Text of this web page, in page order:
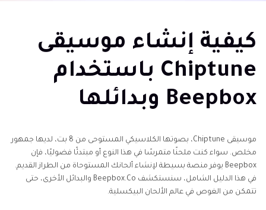
كيفية إنشاء موسيقى
Chiptune باستخدام
Beepbox وبدائلها
موسيقى Chiptune، بصوتها الكلاسيكي المستوحى من 8 بت، لديها جمهور
مخلص. سواء كنت ملحنًا متمرسًا في هذا النوع أو مبتدئًا فضوليًا، فإن
Beepbox يوفر منصة بسيطة لإنشاء ألحانك المستوحاة من الطراز القديم.
في هذا الدليل الشامل، سنستكشف Beepbox.Co والبدائل الأخرى، حتى
تتمكن من الغوص في عالم الألحان البيكسلية.